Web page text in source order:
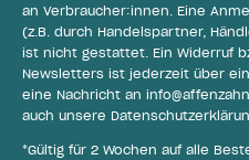
an Verbraucher:innen. Eine
(z.B. durch Handelspartner,
ist nicht gestattet. Ein Widerruf
Newsletters ist jederzeit über
eine Nachricht an
auch unsere
*Gültig für 2 Wochen auf alle